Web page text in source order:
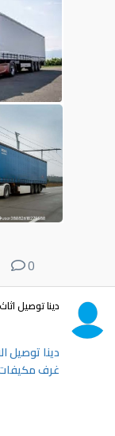
0
دينا توصيل
دينا توصيل
غرف